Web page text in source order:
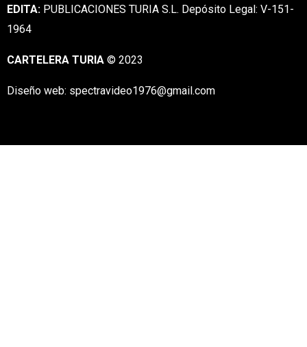
EDITA: PUBLICACIONES TURIA S.L. Depósito Legal: V-151-
1964
CARTELERA TURIA © 2023
Diseño web: spectravideo1976@gmail.com